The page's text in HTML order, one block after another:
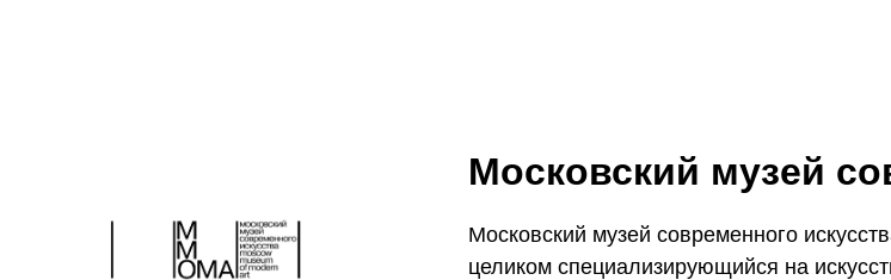
Московский музей
Московский музей современного
целиком специализирующийся на